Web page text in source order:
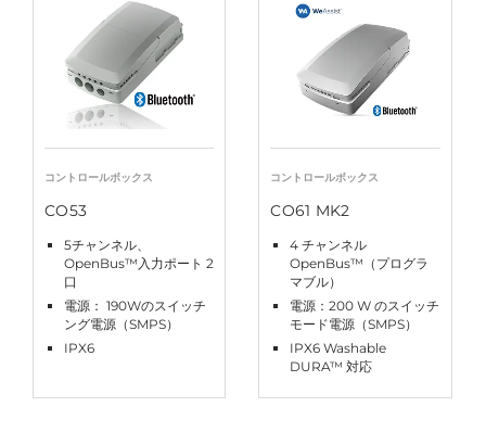
コントロールボックス
CO53
5チャンネル、
OpenBus™入力ポート 2
口
電源： 190Wのスイッチ
ング電源（SMPS）
IPX6
コントロールボックス
CO61 MK2
4 チャンネル
OpenBus™（プログラ
マブル）
電源：200 W のスイッチ
モード電源（SMPS）
IPX6 Washable
DURA™ 対応